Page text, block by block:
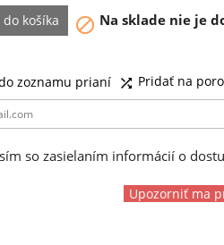
košíka  Na sklade nie je
zoznamu prianí  Pridať na
so zasielaním informácií o
Upozorniť ma